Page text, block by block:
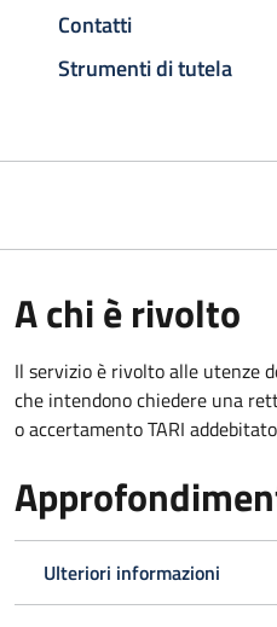
Contatti
Strumenti di tutela
A chi è rivolto
Il servizio è rivolto alle utenze
che intendono chiedere una
o accertamento TARI
Ulteriori informazioni